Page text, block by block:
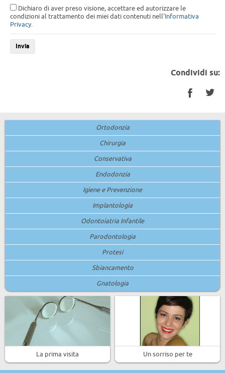
Dichiaro di aver preso visione, accettare ed autorizzare le
condizioni al trattamento dei miei dati contenuti nell'Informativa
Privacy.
Condividi su:
Ortodonzia
Chirurgia
Conservativa
Endodonzia
Igiene e Prevenzione
Implantologia
Odontoiatria Infantile
Parodontologia
Protesi
Sbiancamento
Gnatologia
La prima visita Un sorriso per te